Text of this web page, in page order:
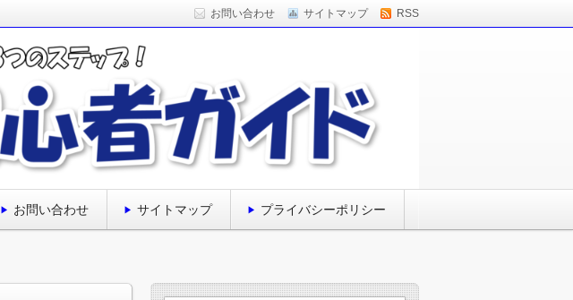
お問い合わせ サイトマップ RSS
お問い合わせ サイトマップ プライバシーポリシー